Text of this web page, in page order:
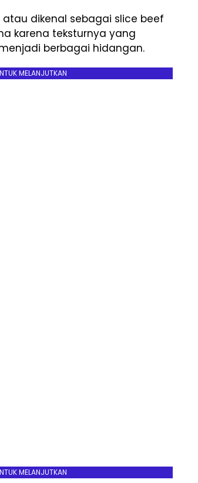
dikenal sebagai slice beef
karena teksturnya yang
berbagai hidangan.
MELANJUTKAN
MELANJUTKAN